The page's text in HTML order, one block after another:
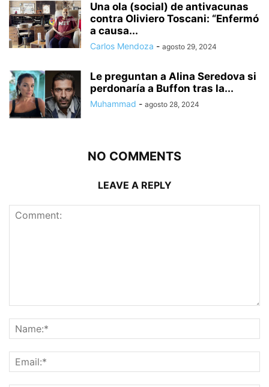
Una ola (social) de antivacunas
contra Oliviero Toscani: “Enfermó
a causa...
Carlos Mendoza - agosto 29, 2024
Le preguntan a Alina Seredova si
perdonaría a Buffon tras la...
Muhammad - agosto 28, 2024
NO COMMENTS
LEAVE A REPLY